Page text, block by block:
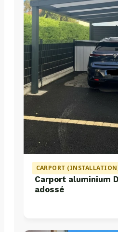
CARPORT
Carport aluminium
adossé